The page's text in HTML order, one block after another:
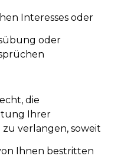
Interesses oder
oder
die
Ihrer
verlangen, soweit
Ihnen bestritten